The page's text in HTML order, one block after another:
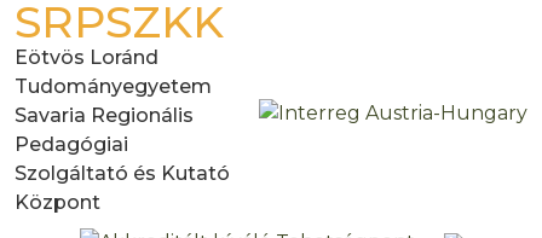
SRPSZKK
Eötvös Loránd
Tudományegyetem
Savaria Regionális
Pedagógiai
Szolgáltató és Kutató
Központ